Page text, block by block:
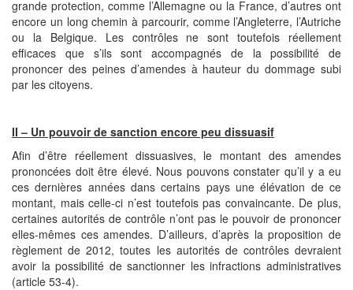
grande protection, comme l’Allemagne ou la France, d’autres ont
encore un long chemin à parcourir, comme l’Angleterre, l’Autriche
ou la Belgique. Les contrôles ne sont toutefois réellement
efficaces que s’ils sont accompagnés de la possibilité de
prononcer des peines d’amendes à hauteur du dommage subi
par les citoyens.
II – Un pouvoir de sanction encore peu dissuasif
Afin d’être réellement dissuasives, le montant des amendes
prononcées doit être élevé. Nous pouvons constater qu’il y a eu
ces dernières années dans certains pays une élévation de ce
montant, mais celle-ci n’est toutefois pas convaincante. De plus,
certaines autorités de contrôle n’ont pas le pouvoir de prononcer
elles-mêmes ces amendes. D’ailleurs, d’après la proposition de
règlement de 2012, toutes les autorités de contrôles devraient
avoir la possibilité de sanctionner les infractions administratives
(article 53-4).